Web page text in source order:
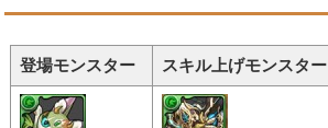
登場モンスター スキル上げモンスター